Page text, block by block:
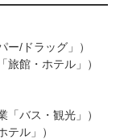
/ドラッグ」）
館・ホテル」）
バス・観光」）
ル」）